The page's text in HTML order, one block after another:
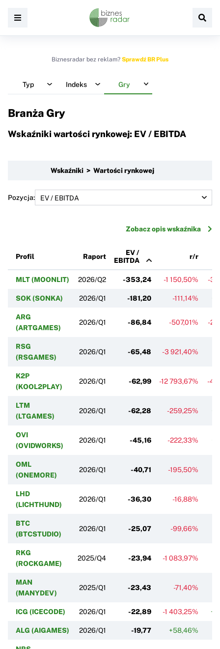
Biznesradar bez reklam? Sprawdź BR Plus
Typ Indeks Gry
Branża Gry
Wskaźniki wartości rynkowej: EV / EBITDA
Wskaźniki > Wartości rynkowej
Pozycja:
Zobacz opis wskaźnika
Profil Raport
EV /
EBITDA
r/r
MLT (MOONLIT) 2026/Q2 -353,24 -1 150,50% -
SOK (SONKA) 2026/Q1 -181,20 -111,14%
ARG
(ARTGAMES)
2026/Q1 -86,84 -507,01% -
RSG
(RSGAMES)
2026/Q1 -65,48 -3 921,40%
K2P
(KOOL2PLAY)
2026/Q1 -62,99 -12 793,67% -
LTM
(LTGAMES)
2026/Q1 -62,28 -259,25%
OVI
(OVIDWORKS)
2026/Q1 -45,16 -222,33%
OML
(ONEMORE)
2026/Q1 -40,71 -195,50%
LHD
(LICHTHUND)
2026/Q1 -36,30 -16,88%
BTC
(BTCSTUDIO)
2026/Q1 -25,07 -99,66%
RKG
(ROCKGAME)
2025/Q4 -23,94 -1 083,97%
MAN
(MANYDEV)
2025/Q1 -23,43 -71,40%
ICG (ICECODE) 2026/Q1 -22,89 -1 403,25%
ALG (AIGAMES) 2026/Q1 -19,77 +58,46%